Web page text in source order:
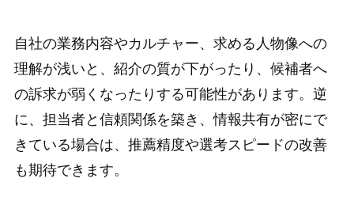
自社の業務内容やカルチャー、求める人物像への
理解が浅いと、紹介の質が下がったり、候補者へ
の訴求が弱くなったりする可能性があります。逆
に、担当者と信頼関係を築き、情報共有が密にで
きている場合は、推薦精度や選考スピードの改善
も期待できます。